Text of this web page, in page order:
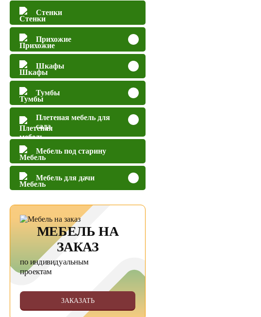
Стенки
Прихожие
Шкафы
Тумбы
Плетеная мебель для
сада
Мебель под старину
Мебель для дачи
МЕБЕЛЬ НА
ЗАКАЗ
по индивидуальным
проектам
ЗАКАЗАТЬ